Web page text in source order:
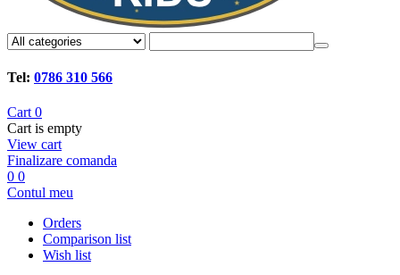
Tel: 0786 310 566
Cart 0
Cart is empty
View cart
Finalizare comanda
0 0
Contul meu
Orders
Comparison list
Wish list